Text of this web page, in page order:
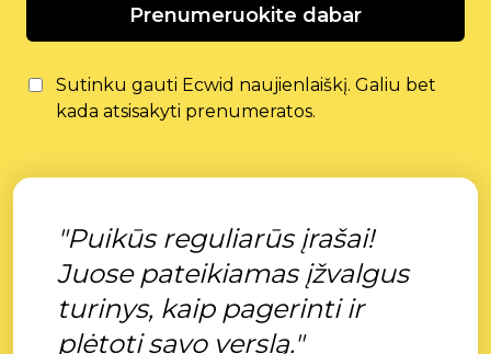
Prenumeruokite dabar
Sutinku gauti Ecwid naujienlaiškį. Galiu bet
kada atsisakyti prenumeratos.
"Puikūs reguliarūs įrašai!
Juose pateikiamas įžvalgus
turinys, kaip pagerinti ir
plėtoti savo verslą."